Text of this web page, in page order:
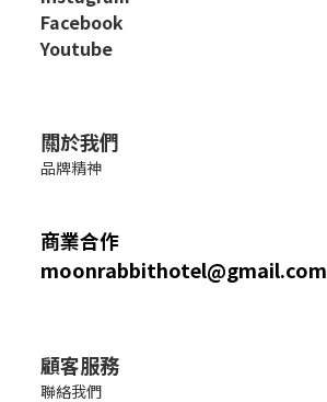
Facebook
Youtube
關於我們
品牌精神
商業合作
moonrabbithotel@gmail.com
顧客服務
聯絡我們